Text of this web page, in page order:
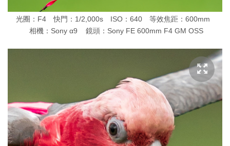
光圈：F4 快門：1/2,000s ISO：640 等效焦距：600mm
相機：Sony α9 鏡頭：Sony FE 600mm F4 GM OSS